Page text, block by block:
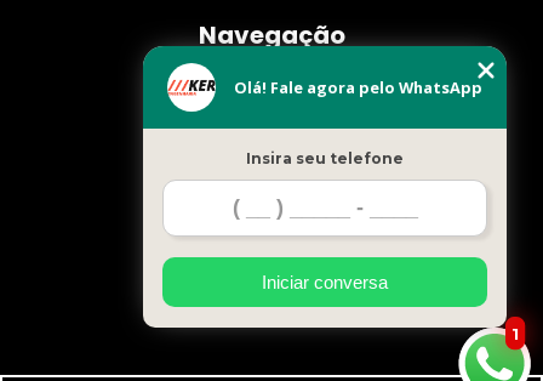
Navegação
Home
Empresa
Clientes
Orçamento
Blog
Serviços
Mapa do site
1
Olá! Fale agora pelo WhatsApp
Insira seu telefone
Iniciar conversa